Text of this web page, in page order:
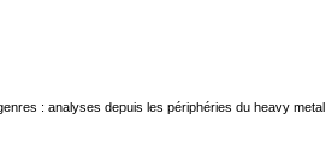
: analyses depuis les périphéries du heavy metal